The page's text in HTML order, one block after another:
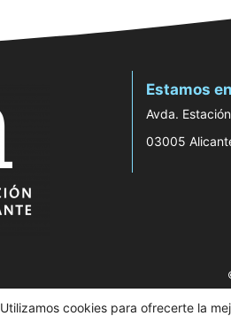
Estamos
Avda.
03005
Utilizamos cookies para ofrecerte la